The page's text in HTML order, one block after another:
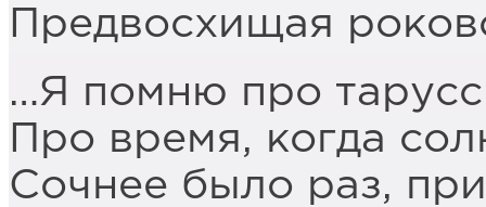
Предвосхищая
…Я помню про
Про время, когда
Сочнее было раз,